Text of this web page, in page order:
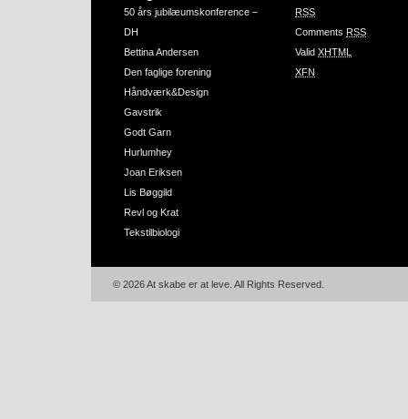
50 års jubilæumskonference –
DH
Bettina Andersen
Den faglige forening
Håndværk&Design
Gavstrik
Godt Garn
Hurlumhey
Joan Eriksen
Lis Bøggild
Revl og Krat
Tekstilbiologi
RSS
Comments RSS
Valid XHTML
XFN
© 2026 At skabe er at leve. All Rights Reserved.